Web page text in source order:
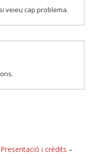
veieu cap problema.
Presentació i crèdits –